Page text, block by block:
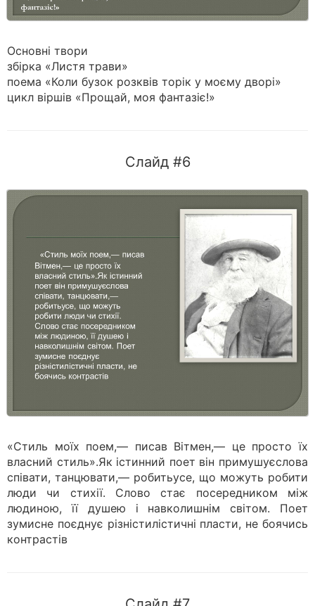
Основні твори
збірка «Листя трави»
поема «Коли бузок розквів торік у моєму дворі»
цикл віршів «Прощай, моя фантазіє!»
Слайд #6
«Стиль моїх поем,— писав Вітмен,— це просто їх
власний стиль».Як істинний поет він примушуєслова
співати, танцювати,— робитьусе, що можуть робити
люди чи стихії. Слово стає посередником між
людиною, її душею і навколишнім світом. Поет
зумисне поєднує різністилістичні пласти, не боячись
контрастів